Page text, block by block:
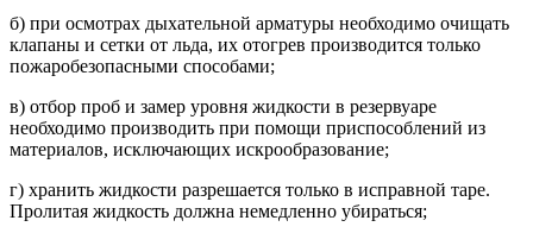
б) при осмотрах дыхательной арматуры необходимо очищать
клапаны и сетки от льда, их отогрев производится только
пожаробезопасными способами;
в) отбор проб и замер уровня жидкости в резервуаре
необходимо производить при помощи приспособлений из
материалов, исключающих искрообразование;
г) хранить жидкости разрешается только в исправной таре.
Пролитая жидкость должна немедленно убираться;